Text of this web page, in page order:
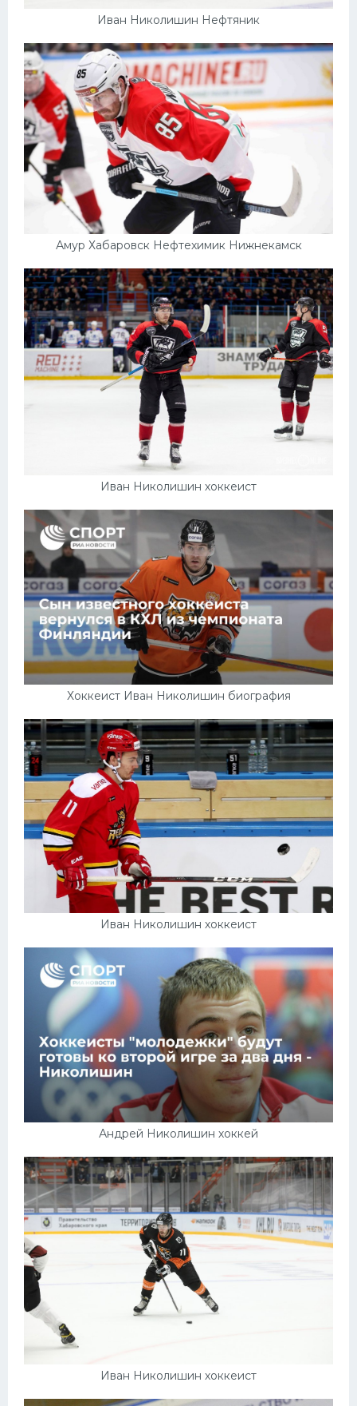
Иван Николишин Нефтяник
Амур Хабаровск Нефтехимик Нижнекамск
Иван Николишин хоккеист
Хоккеист Иван Николишин биография
Иван Николишин хоккеист
Андрей Николишин хоккей
Иван Николишин хоккеист